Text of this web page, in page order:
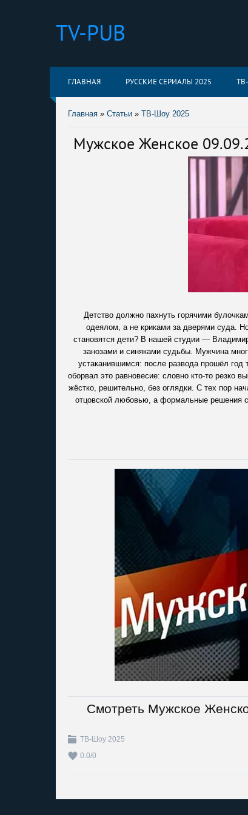
TV-PUB
ГЛАВНАЯ РУССКИЕ СЕРИАЛЫ 2025
Главная » Статьи » ТВ-Шоу 2025
Мужское Женское
Детство должно пахнуть горячими
одеялом, а не криками за дверями суда.
становятся дети? В нашей студии —
занозами и синяками судьбы. Мужчина
устаканившимся: после развода прошёл
оборвал это равновесие: словно кто-то
жёстко, решительно, без оглядки. С тех пор
отцовской любовью, а формальные решения
Смотреть Мужское
ТВ-Шоу 2025
0.0/0